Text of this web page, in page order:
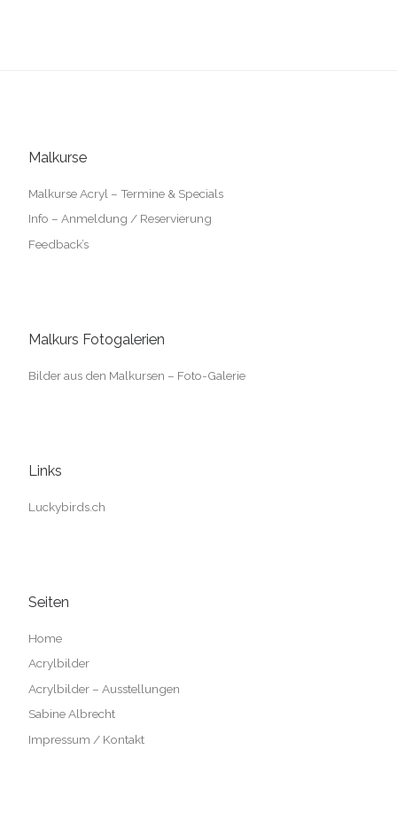
Malkurse
Malkurse Acryl – Termine & Specials
Info – Anmeldung / Reservierung
Feedback’s
Malkurs Fotogalerien
Bilder aus den Malkursen – Foto-Galerie
Links
Luckybirds.ch
Seiten
Home
Acrylbilder
Acrylbilder – Ausstellungen
Sabine Albrecht
Impressum / Kontakt